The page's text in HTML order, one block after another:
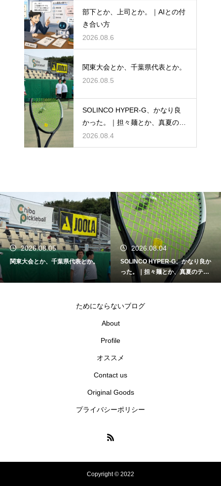
部下とか、上司とか。｜AIとの付
き合い方
2026.08.6
関東大会とか、千葉県代表とか。
2026.08.5
SOLINCO HYPER-G、かなり良
かった。｜担々麺とか、真夏のテ
ニスとか。
2026.08.4
2026.08.05
関東大会とか、千葉県代表とか。
2026.08.04
SOLINCO HYPER-G、かなり良か
った。｜担々麺とか、真夏のテニ
スとか。
ためにならないブログ
About
Profile
オススメ
Contact us
Original Goods
プライバシーポリシー
Copyright © 2022